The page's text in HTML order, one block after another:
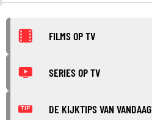
FILMS OP TV
SERIES OP TV
TIP DE KIJKTIPS VAN VANDAAG